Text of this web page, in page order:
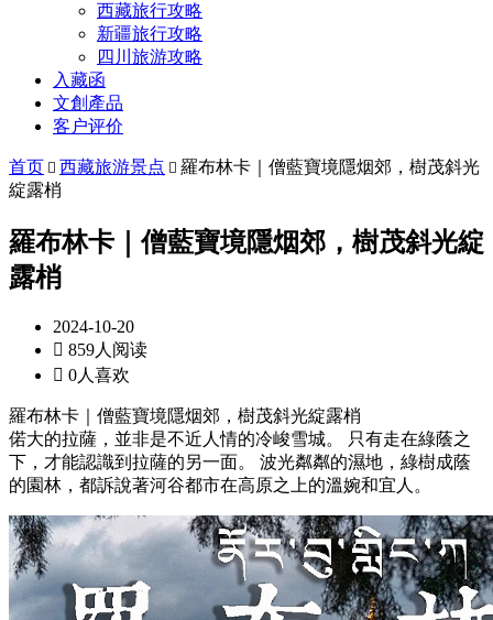
西藏旅行攻略
新疆旅行攻略
四川旅游攻略
入藏函
文創產品
客户评价
首页  西藏旅游景点  羅布林卡｜僧藍寶境隱烟郊，樹茂斜光
綻露梢
羅布林卡｜僧藍寶境隱烟郊，樹茂斜光綻
露梢
2024-10-20
 859人阅读
 0人喜欢
羅布林卡｜僧藍寶境隱烟郊，樹茂斜光綻露梢
偌大的拉薩，並非是不近人情的冷峻雪城。 只有走在綠蔭之
下，才能認識到拉薩的另一面。 波光粼粼的濕地，綠樹成蔭
的園林，都訴說著河谷都市在高原之上的溫婉和宜人。